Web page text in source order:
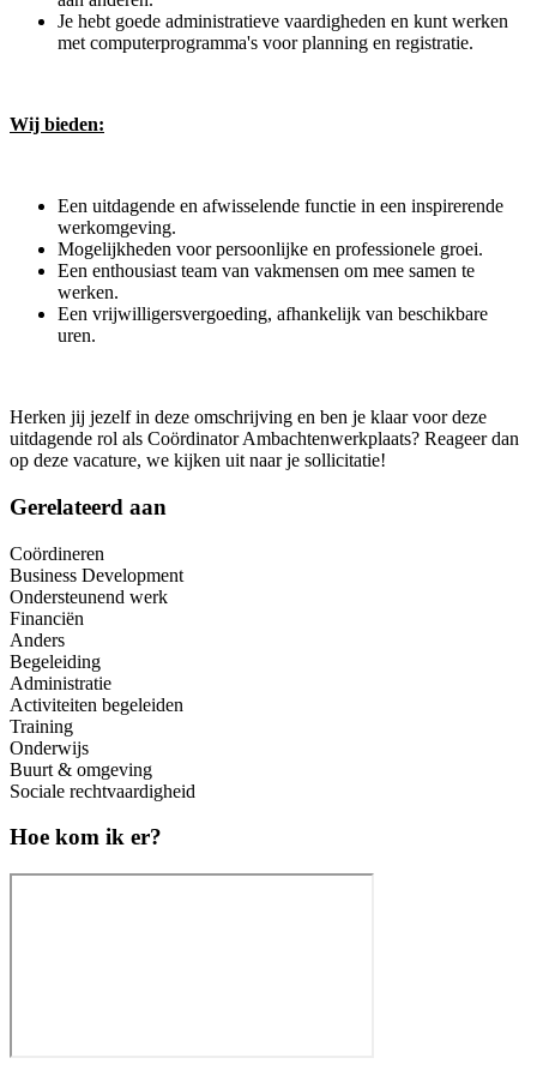
Je hebt goede administratieve vaardigheden en kunt werken
met computerprogramma's voor planning en registratie.
Wij bieden:
Een uitdagende en afwisselende functie in een inspirerende
werkomgeving.
Mogelijkheden voor persoonlijke en professionele groei.
Een enthousiast team van vakmensen om mee samen te
werken.
Een vrijwilligersvergoeding, afhankelijk van beschikbare
uren.
Herken jij jezelf in deze omschrijving en ben je klaar voor deze
uitdagende rol als Coördinator Ambachtenwerkplaats? Reageer dan
op deze vacature, we kijken uit naar je sollicitatie!
Gerelateerd aan
Coördineren
Business Development
Ondersteunend werk
Financiën
Anders
Begeleiding
Administratie
Activiteiten begeleiden
Training
Onderwijs
Buurt & omgeving
Sociale rechtvaardigheid
Hoe kom ik er?